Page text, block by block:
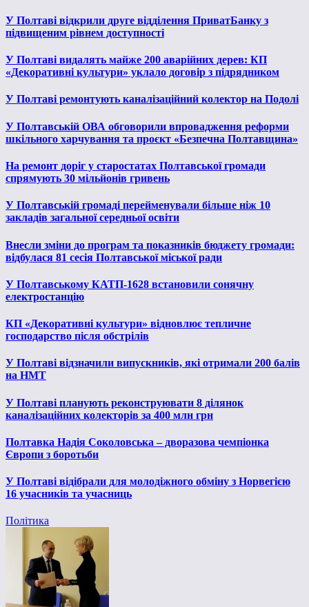
У Полтаві відкрили друге відділення ПриватБанку з
підвищеним рівнем доступності
У Полтаві видалять майже 200 аварійних дерев: КП
«Декоративні культури» уклало договір з підрядником
У Полтаві ремонтують каналізаційний колектор на Подолі
У Полтавській ОВА обговорили впровадження реформи
шкільного харчування та проєкт «Безпечна Полтавщина»
На ремонт доріг у старостатах Полтавської громади
спрямують 30 мільйонів гривень
У Полтавській громаді перейменували більше ніж 10
закладів загальної середньої освіти
Внесли зміни до програм та показників бюджету громади:
відбулася 81 сесія Полтавської міської ради
У Полтавському КАТП-1628 встановили сонячну
електростанцію
КП «Декоративні культури» відновлює тепличне
господарство після обстрілів
У Полтаві відзначили випускників, які отримали 200 балів
на НМТ
У Полтаві планують реконструювати 8 ділянок
каналізаційних колекторів за 400 млн грн
Полтавка Надія Соколовська – дворазова чемпіонка
Європи з боротьби
У Полтаві відібрали для молодіжного обміну з Норвегією
16 учасників та учасниць
Політика